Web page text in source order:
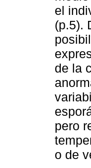
el
(p.5).
de la
pero
o de